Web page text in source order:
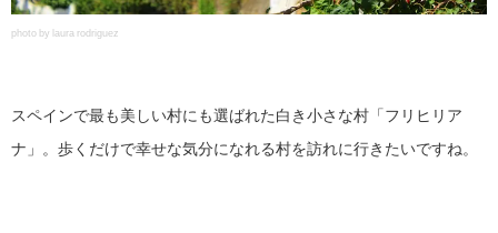
photo by laura rodriguez
スペインで最も美しい村にも選ばれた白き小さな村「フリヒリア
ナ」。歩くだけで幸せな気分になれる村を訪れに行きたいですね。